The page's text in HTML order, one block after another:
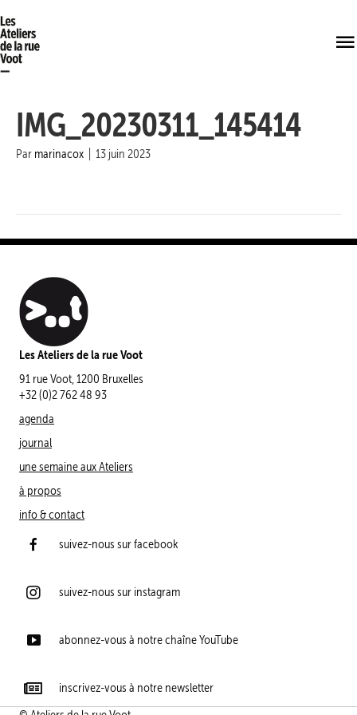
IMG_20230311_145414
Par marinacox 13 juin 2023
Les Ateliers de la rue Voot
91 rue Voot, 1200 Bruxelles
+32 (0)2 762 48 93
agenda
journal
une semaine aux Ateliers
à propos
info & contact
suivez-nous sur facebook
suivez-nous sur instagram
abonnez-vous à notre chaîne YouTube
inscrivez-vous à notre newsletter